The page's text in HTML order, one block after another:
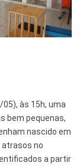
e Assuntos
às 15h, uma
bem pequenas,
nascido em
atrasos no
a partir